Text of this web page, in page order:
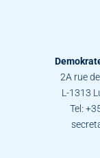
2A rue
L-1313
Tel: